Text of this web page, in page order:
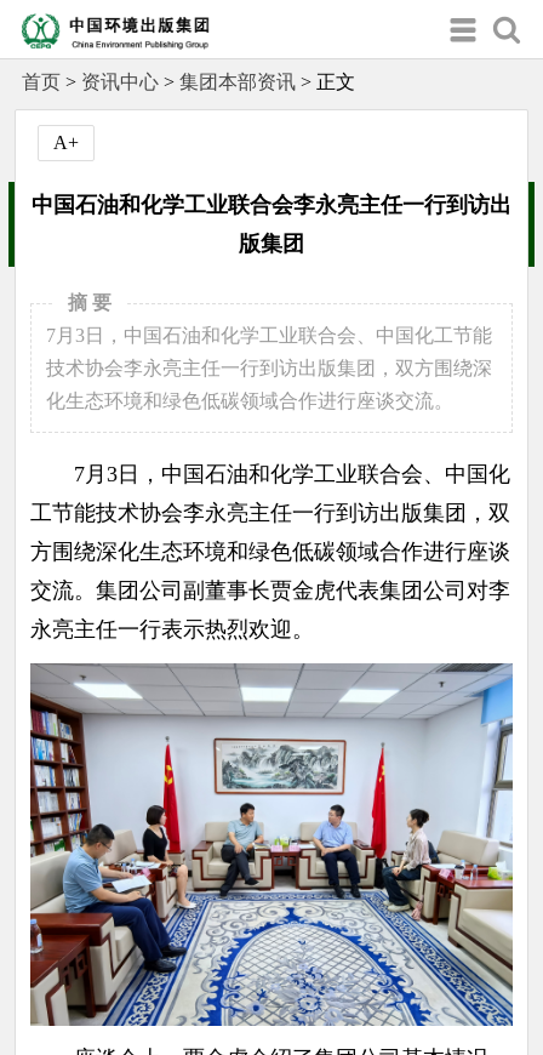
首页> 资讯中心> 集团本部资讯> 正文
A+
中国石油和化学工业联合会李永亮主任一行到访出
版集团
摘 要
7月3日，中国石油和化学工业联合会、中国化工节能
技术协会李永亮主任一行到访出版集团，双方围绕深
化生态环境和绿色低碳领域合作进行座谈交流。
7月3日，中国石油和化学工业联合会、中国化
工节能技术协会李永亮主任一行到访出版集团，双
方围绕深化生态环境和绿色低碳领域合作进行座谈
交流。集团公司副董事长贾金虎代表集团公司对李
永亮主任一行表示热烈欢迎。